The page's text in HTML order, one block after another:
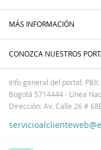
MÁS INFORMACIÓN
CONOZCA NUESTROS
Info general del portal:
Bogotá 5714444 - Línea
Dirección: Av. Calle 26 #